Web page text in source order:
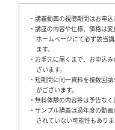
・講義動画の視聴期間はお申込
・講座の内容や仕様、価格は
ホームページにて必ず該当
ます。
・お手元に届くまで、お申込
ざいます。
・短期間に同一資料を複数回
がございます。
・無料体験の内容等は予告な
・サンプル講義は過年度の動
されていない可能性もあり